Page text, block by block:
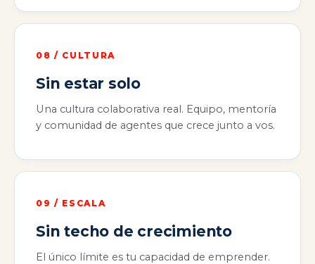
08 / CULTURA
Sin estar solo
Una cultura colaborativa real. Equipo, mentoría
y comunidad de agentes que crece junto a vos.
09 / ESCALA
Sin techo de crecimiento
El único límite es tu capacidad de emprender.